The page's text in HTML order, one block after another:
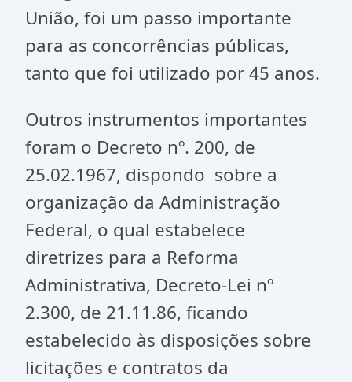
União, foi um passo importante
para as concorrências públicas,
tanto que foi utilizado por 45 anos.
Outros instrumentos importantes
foram o Decreto nº. 200, de
25.02.1967, dispondo sobre a
organização da Administração
Federal, o qual estabelece
diretrizes para a Reforma
Administrativa, Decreto-Lei nº
2.300, de 21.11.86, ficando
estabelecido às disposições sobre
licitações e contratos da